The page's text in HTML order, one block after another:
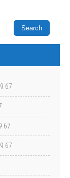
67
67
67